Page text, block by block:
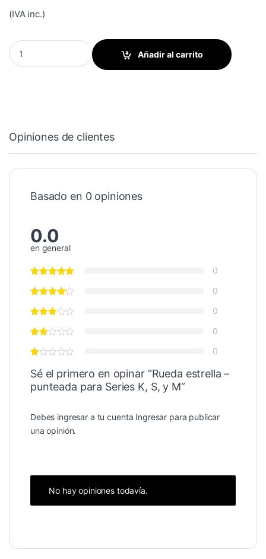
(IVA inc.)
Rueda estrella - punteada para Series K, S, y M quantity
Añadir al carrito
Opiniones de clientes
Basado en 0 opiniones
0.0
en general
0
0
0
0
0
Sé el primero en opinar “Rueda estrella –
punteada para Series K, S, y M”
Debes ingresar a tu cuenta Ingresar para publicar
una opinión.
No hay opiniones todavía.